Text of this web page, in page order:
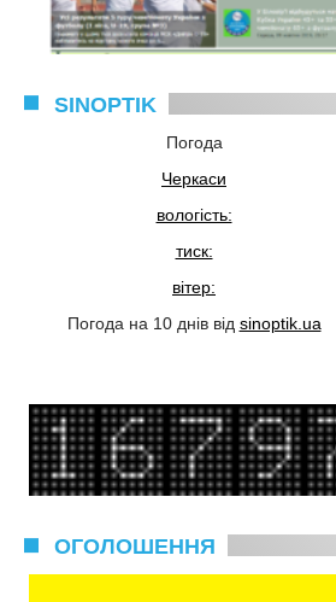
SINOPTIK
Погода
Черкаси
вологість:
тиск:
вітер:
Погода на 10 днів від sinoptik.ua
ОГОЛОШЕННЯ